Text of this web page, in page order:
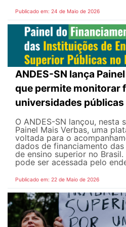
Publicado em: 24 de Maio de 2026
ANDES-SN lança
que permite monitorar
universidades públicas
O ANDES-SN lançou, nesta
Painel Mais Verbas, uma
voltada para o
dados de financiamento
de ensino superior no
pode ser acessada pelo
Publicado em: 22 de Maio de 2026